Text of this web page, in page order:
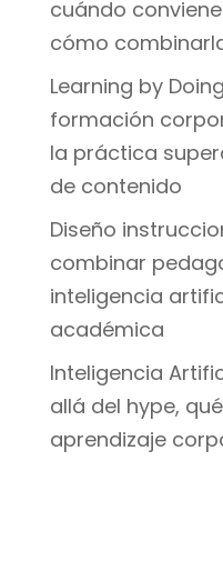
cuándo
cómo
Learning by
formación
la práctica
de contenido
Diseño
combinar
inteligencia
académica
Inteligencia
allá del hype,
aprendizaje